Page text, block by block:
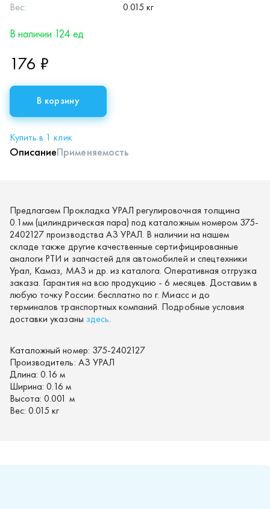
Вес:
0.015 кг
В наличии 124 ед
176 ₽
В корзину
Купить в 1 клик
ОписаниеПрименяемость
Предлагаем Прокладка УРАЛ регулировочная толщина
0.1мм (цилиндрическая пара) под каталожным номером 375-
2402127 производства АЗ УРАЛ. В наличии на нашем
складе также другие качественные сертифицированные
аналоги РТИ и запчастей для автомобилей и спецтехники
Урал, Камаз, МАЗ и др. из каталога. Оперативная отгрузка
заказа. Гарантия на всю продукцию - 6 месяцев. Доставим в
любую точку России: бесплатно по г. Миасс и до
терминалов транспортных компаний. Подробные условия
доставки указаны здесь.
Каталожный номер: 375-2402127
Производитель: АЗ УРАЛ
Длина: 0.16 м
Ширина: 0.16 м
Высота: 0.001 м
Вес: 0.015 кг